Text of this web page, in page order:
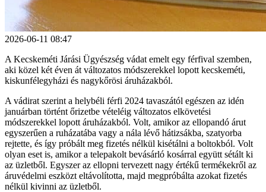
2026-06-11 08:47
A Kecskeméti Járási Ügyészség vádat emelt egy férfival szemben,
aki közel két éven át változatos módszerekkel lopott kecskeméti,
kiskunfélegyházi és nagykőrösi áruházakból.
A vádirat szerint a helybéli férfi 2024 tavaszától egészen az idén
januárban történt őrizetbe vételéig változatos elkövetési
módszerekkel lopott áruházakból. Volt, amikor az ellopandó árut
egyszerűen a ruházatába vagy a nála lévő hátizsákba, szatyorba
rejtette, és így próbált meg fizetés nélkül kisétálni a boltokból. Volt
olyan eset is, amikor a telepakolt bevásárló kosárral együtt sétált ki
az üzletből. Egyszer az ellopni tervezett nagy értékű termékekről az
áruvédelmi eszközt eltávolította, majd megpróbálta azokat fizetés
nélkül kivinni az üzletből.